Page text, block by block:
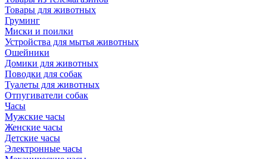
Товары для животных
Груминг
Миски и поилки
Устройства для мытья животных
Ошейники
Домики для животных
Поводки для собак
Туалеты для животных
Отпугиватели собак
Часы
Мужские часы
Женские часы
Детские часы
Электронные часы